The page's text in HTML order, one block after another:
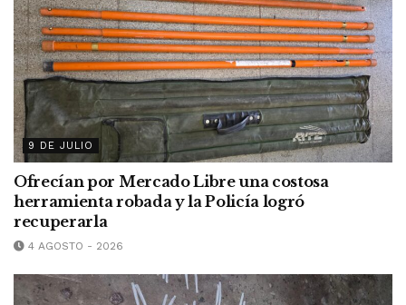
9 DE JULIO
Ofrecían por Mercado Libre una costosa
herramienta robada y la Policía logró
recuperarla
4 AGOSTO - 2026